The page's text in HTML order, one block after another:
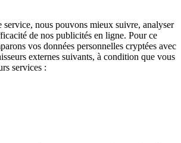
service, nous pouvons mieux suivre, analyser
de nos publicités en ligne. Pour ce
vos données personnelles cryptées avec
externes suivants, à condition que vous
services :